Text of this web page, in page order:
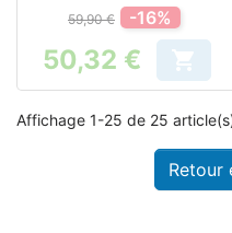
59,90 € -16%
Prix
50,32 € 
Affichage 1-25 de 25
Retour